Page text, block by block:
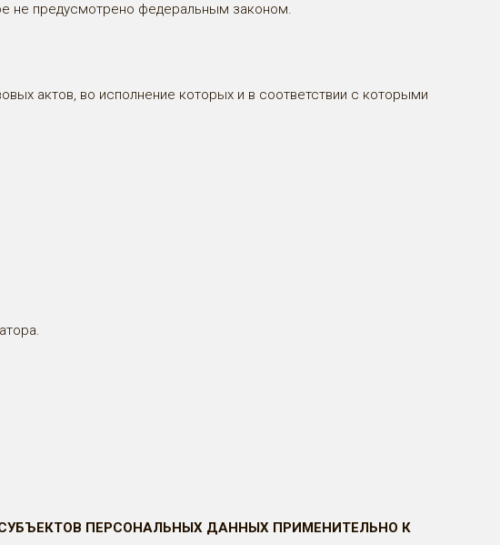
не предусмотрено федеральным законом.
актов, во исполнение которых и в соответствии с которыми
ПЕРСОНАЛЬНЫХ ДАННЫХ ПРИМЕНИТЕЛЬНО К